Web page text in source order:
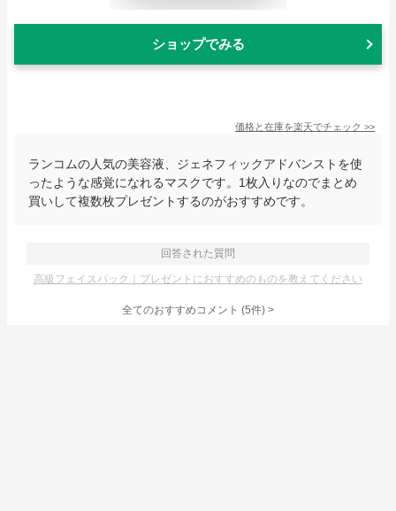
ショップでみる
価格と在庫を楽天でチェック >>
ランコムの人気の美容液、ジェネフィックアドバンストを使
ったような感覚になれるマスクです。1枚入りなのでまとめ
買いして複数枚プレゼントするのがおすすめです。
回答された質問
高級フェイスパック｜プレゼントにおすすめのものを教えてください
全てのおすすめコメント (5件) >